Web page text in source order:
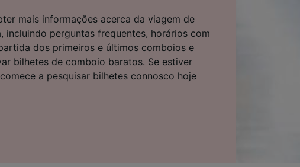
mais informações acerca da viagem de
incluindo perguntas frequentes, horários com
dos primeiros e últimos comboios e
bilhetes de comboio baratos. Se estiver
a pesquisar bilhetes connosco hoje